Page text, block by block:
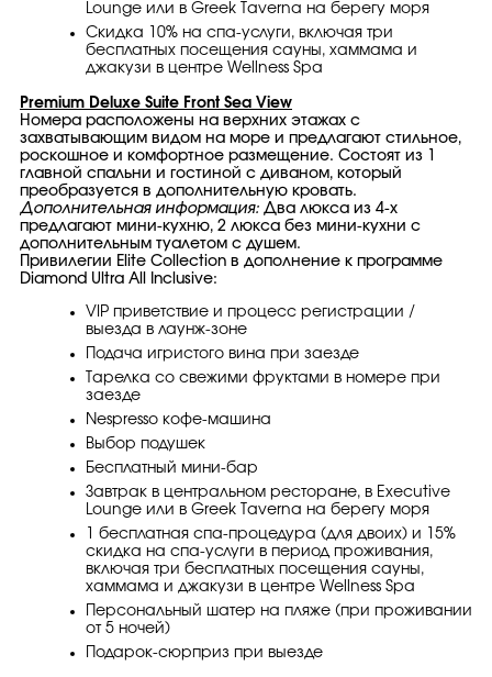
Lounge или в Greek Taverna на берегу моря
Скидка 10% на спа-услуги, включая три
бесплатных посещения сауны, хаммама и
джакузи в центре Wellness Spa
Premium Deluxe Suite Front Sea View
Номера расположены на верхних этажах с
захватывающим видом на море и предлагают стильное,
роскошное и комфортное размещение. Состоят из 1
главной спальни и гостиной с диваном, который
преобразуется в дополнительную кровать.
Дополнительная информация: Два люкса из 4-х
предлагают мини-кухню, 2 люкса без мини-кухни с
дополнительным туалетом с душем.
Привилегии Elite Collection в дополнение к программе
Diamond Ultra All Inclusive:
VIP приветствие и процесс регистрации /
выезда в лаунж-зоне
Подача игристого вина при заезде
Тарелка со свежими фруктами в номере при
заезде
Nespresso кофе-машина
Выбор подушек
Бесплатный мини-бар
Завтрак в центральном ресторане, в Executive
Lounge или в Greek Taverna на берегу моря
1 бесплатная спа-процедура (для двоих) и 15%
скидка на спа-услуги в период проживания,
включая три бесплатных посещения сауны,
хаммама и джакузи в центре Wellness Spa
Персональный шатер на пляже (при проживании
от 5 ночей)
Подарок-сюрприз при выезде